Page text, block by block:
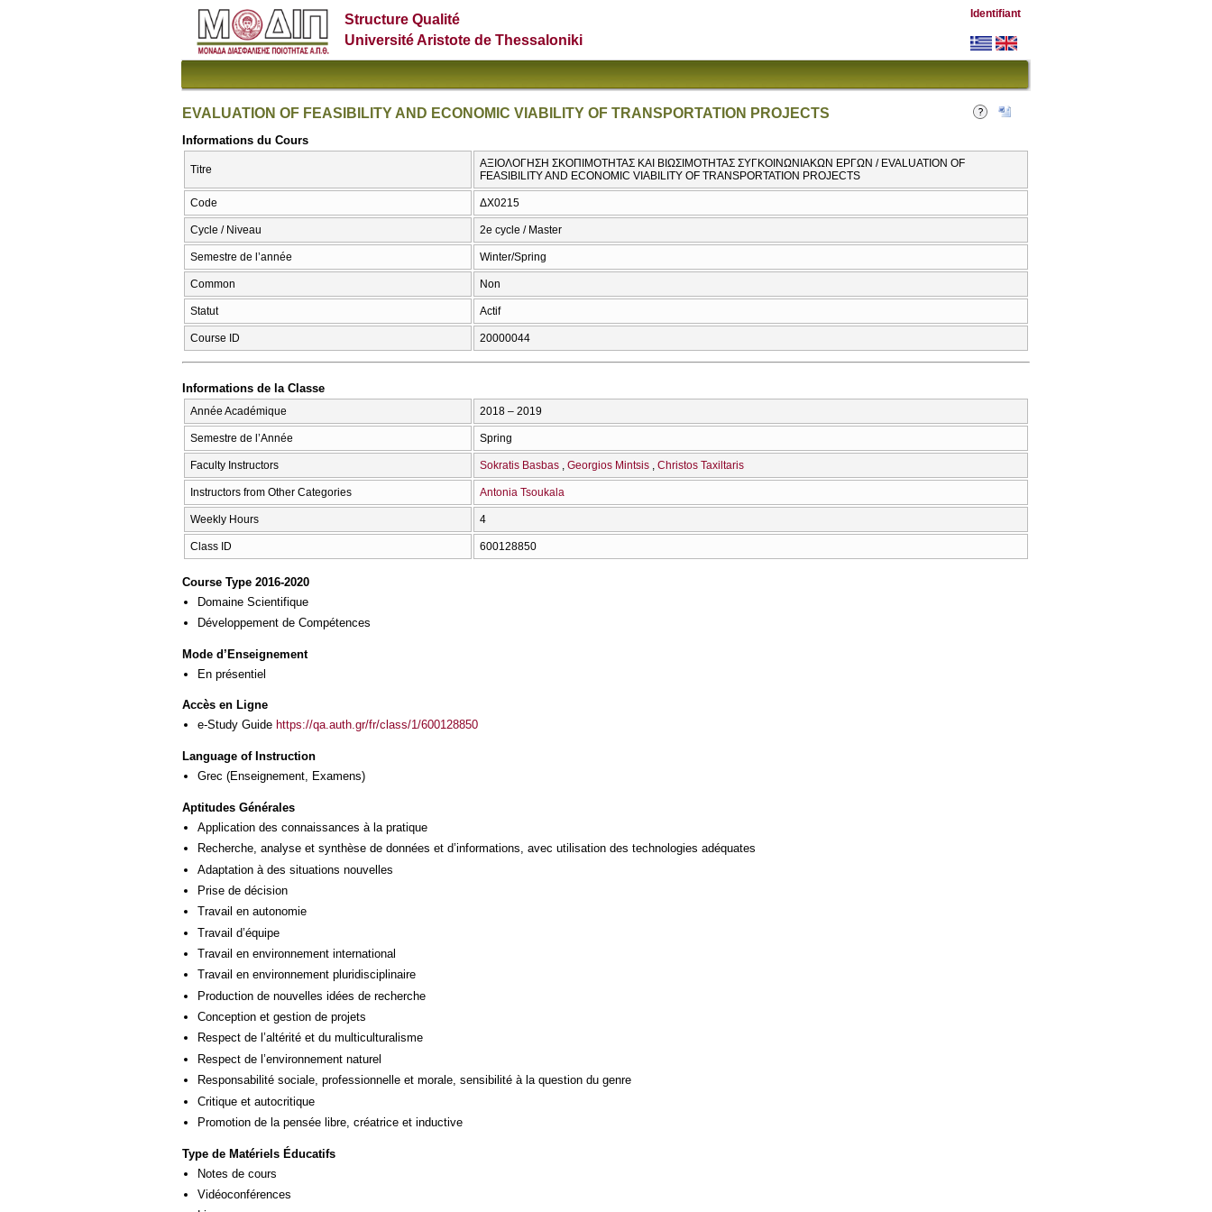
Structure Qualité
Université Aristote de Thessaloniki
Identifiant
EVALUATION OF FEASIBILITY AND ECONOMIC VIABILITY OF TRANSPORTATION PROJECTS
Informations du Cours
Titre
ΑΞΙΟΛΟΓΗΣΗ ΣΚΟΠΙΜΟΤΗΤΑΣ ΚΑΙ ΒΙΩΣΙΜΟΤΗΤΑΣ ΣΥΓΚΟΙΝΩΝΙΑΚΩΝ ΕΡΓΩΝ / EVALUATION OF
FEASIBILITY AND ECONOMIC VIABILITY OF TRANSPORTATION PROJECTS
Code ΔΧ0215
Cycle / Niveau 2e cycle / Master
Semestre de l’année Winter/Spring
Common Non
Statut Actif
Course ID 20000044
Informations de la Classe
Année Académique 2018 – 2019
Semestre de l’Année Spring
Faculty Instructors Sokratis Basbas Georgios Mintsis Christos Taxiltaris
Instructors from Other Categories Antonia Tsoukala
Weekly Hours 4
Class ID 600128850
Course Type 2016-2020
Domaine Scientifique
Développement de Compétences
Mode d’Enseignement
En présentiel
Accès en Ligne
e-Study Guide https://qa.auth.gr/fr/class/1/600128850
Language of Instruction
Grec (Enseignement, Examens)
Aptitudes Générales
Application des connaissances à la pratique
Recherche, analyse et synthèse de données et d’informations, avec utilisation des technologies adéquates
Adaptation à des situations nouvelles
Prise de décision
Travail en autonomie
Travail d’équipe
Travail en environnement international
Travail en environnement pluridisciplinaire
Production de nouvelles idées de recherche
Conception et gestion de projets
Respect de l’altérité et du multiculturalisme
Respect de l’environnement naturel
Responsabilité sociale, professionnelle et morale, sensibilité à la question du genre
Critique et autocritique
Promotion de la pensée libre, créatrice et inductive
Type de Matériels Éducatifs
Notes de cours
Vidéoconférences